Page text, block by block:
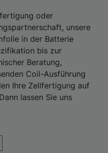
oder
unsere
in der Batterie
bis zur
Beratung,
Coil-Ausführung
Ihre Zellfertigung auf
lassen Sie uns